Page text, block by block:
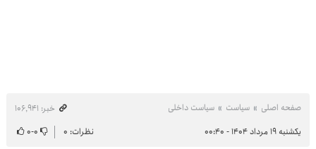
صفحه اصلی سیاست سیاست داخلی
خبر: ۱۰۶٬۹۴۱
یکشنبه ۱۹ مرداد ۱۴۰۴ - ۰۰:۴۰
نظرات: ۰ ۰-۰